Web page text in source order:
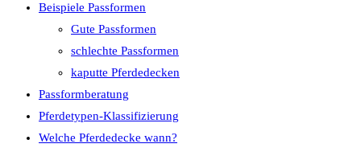
Beispiele Passformen
Gute Passformen
schlechte Passformen
kaputte Pferdedecken
Passformberatung
Pferdetypen-Klassifizierung
Welche Pferdedecke wann?